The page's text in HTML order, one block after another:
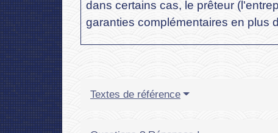
dans certains cas, le prêteur
garanties complémentaires en plus
Textes de référence